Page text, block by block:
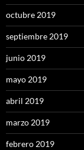
octubre 2019
septiembre 2019
junio 2019
mayo 2019
abril 2019
marzo 2019
febrero 2019